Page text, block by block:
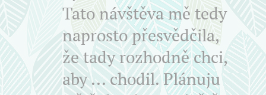
Tato návštěva mě tedy
naprosto přesvědčila,
že tady rozhodně chci,
aby ... chodil. Plánuju